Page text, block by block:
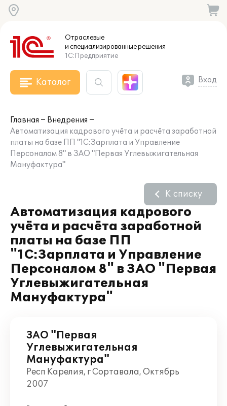
Отраслевые
и специализированныерешения
1С:Предприятие
Каталог Вход
Главная
Внедрения
Автоматизация кадрового учёта и расчёта заработной
платы на базе ПП "1С:Зарплата и Управление
Персоналом 8" в ЗАО "Первая Углевыжигательная
Мануфактура"
Автоматизация кадрового
учёта и расчёта заработной
платы на базе ПП
"1С:Зарплата и Управление
Персоналом 8" в ЗАО "Первая
Углевыжигательная
Мануфактура"
К списку
ЗАО "Первая
Углевыжигательная
Мануфактура"
Респ Карелия, г Сортавала, Октябрь
2007